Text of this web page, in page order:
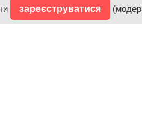
зареєструватися